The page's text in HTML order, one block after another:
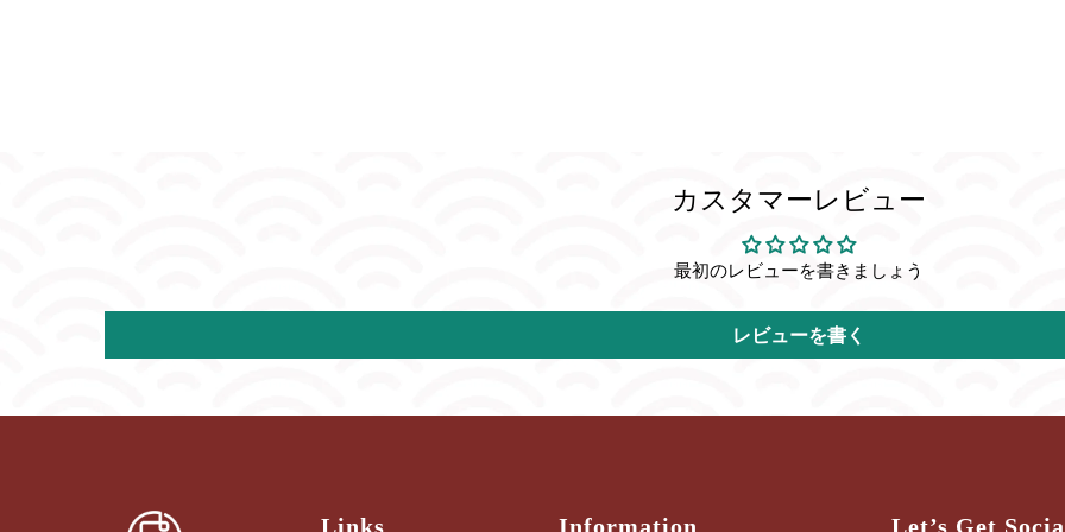
カスタマーレビュー
最初のレビューを書きましょう
レビューを書く
Links Information Let’s Get